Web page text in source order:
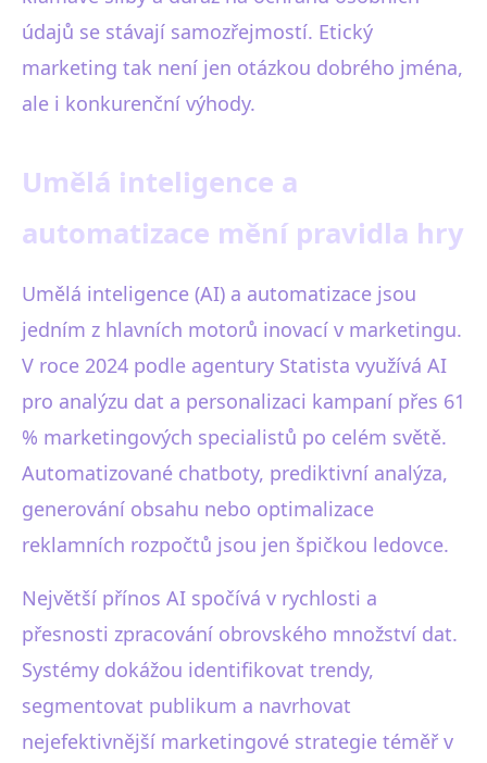
údajů se stávají samozřejmostí. Etický
marketing tak není jen otázkou dobrého jména,
ale i konkurenční výhody.
Umělá inteligence a
automatizace mění pravidla hry
Umělá inteligence (AI) a automatizace jsou
jedním z hlavních motorů inovací v marketingu.
V roce 2024 podle agentury Statista využívá AI
pro analýzu dat a personalizaci kampaní přes 61
% marketingových specialistů po celém světě.
Automatizované chatboty, prediktivní analýza,
generování obsahu nebo optimalizace
reklamních rozpočtů jsou jen špičkou ledovce.
Největší přínos AI spočívá v rychlosti a
přesnosti zpracování obrovského množství dat.
Systémy dokážou identifikovat trendy,
segmentovat publikum a navrhovat
nejefektivnější marketingové strategie téměř v